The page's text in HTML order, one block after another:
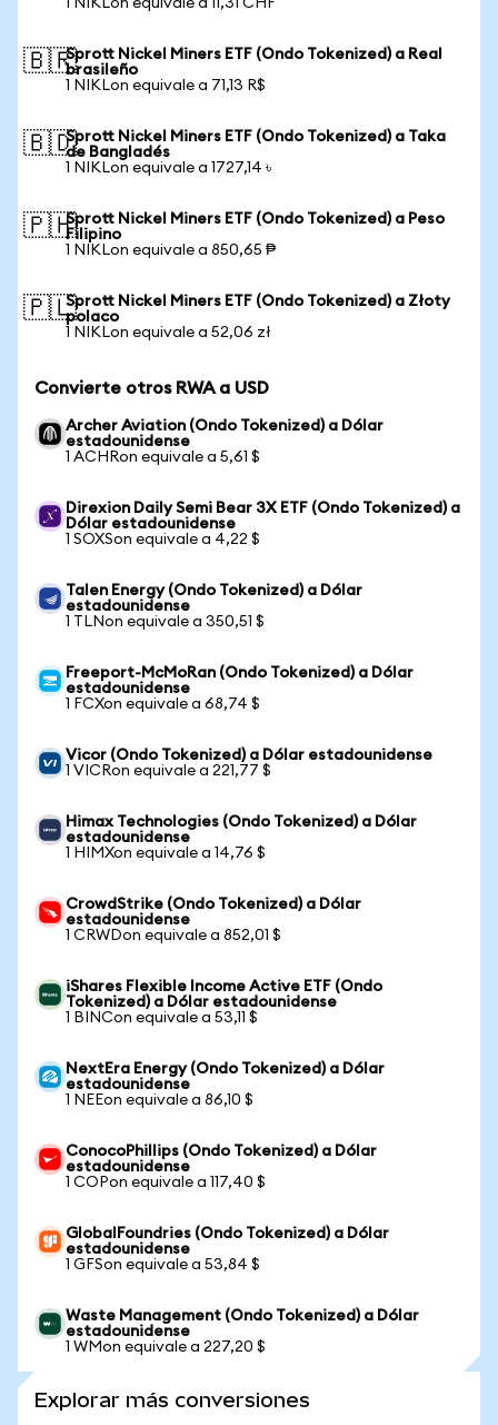
1 NIKLon equivale a 11,31 CHF
🇧🇷Sprott Nickel Miners ETF (Ondo Tokenized) a Real
brasileño
1 NIKLon equivale a 71,13 R$
🇧🇩Sprott Nickel Miners ETF (Ondo Tokenized) a Taka
de Bangladés
1 NIKLon equivale a 1727,14 ৳
🇵🇭Sprott Nickel Miners ETF (Ondo Tokenized) a Peso
Filipino
1 NIKLon equivale a 850,65 ₱
🇵🇱Sprott Nickel Miners ETF (Ondo Tokenized) a Złoty
polaco
1 NIKLon equivale a 52,06 zł
Convierte otros RWA a USD
Archer Aviation (Ondo Tokenized) a Dólar
estadounidense
1 ACHRon equivale a 5,61 $
Direxion Daily Semi Bear 3X ETF (Ondo Tokenized) a
Dólar estadounidense
1 SOXSon equivale a 4,22 $
Talen Energy (Ondo Tokenized) a Dólar
estadounidense
1 TLNon equivale a 350,51 $
Freeport-McMoRan (Ondo Tokenized) a Dólar
estadounidense
1 FCXon equivale a 68,74 $
Vicor (Ondo Tokenized) a Dólar estadounidense
1 VICRon equivale a 221,77 $
Himax Technologies (Ondo Tokenized) a Dólar
estadounidense
1 HIMXon equivale a 14,76 $
CrowdStrike (Ondo Tokenized) a Dólar
estadounidense
1 CRWDon equivale a 852,01 $
iShares Flexible Income Active ETF (Ondo
Tokenized) a Dólar estadounidense
1 BINCon equivale a 53,11 $
NextEra Energy (Ondo Tokenized) a Dólar
estadounidense
1 NEEon equivale a 86,10 $
ConocoPhillips (Ondo Tokenized) a Dólar
estadounidense
1 COPon equivale a 117,40 $
GlobalFoundries (Ondo Tokenized) a Dólar
estadounidense
1 GFSon equivale a 53,84 $
Waste Management (Ondo Tokenized) a Dólar
estadounidense
1 WMon equivale a 227,20 $
Explorar más conversiones